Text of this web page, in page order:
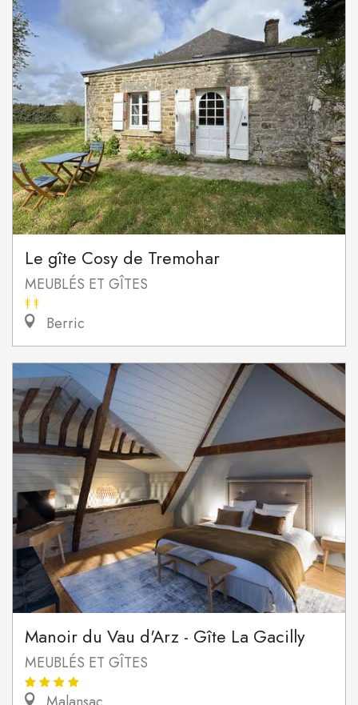
Le gîte Cosy de Tremohar
MEUBLÉS ET GÎTES
Berric
Manoir du Vau d'Arz - Gîte La Gacilly
MEUBLÉS ET GÎTES